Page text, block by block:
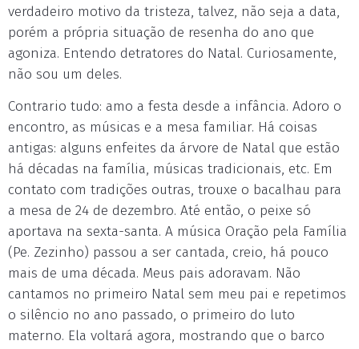
verdadeiro motivo da tristeza, talvez, não seja a data,
porém a própria situação de resenha do ano que
agoniza. Entendo detratores do Natal. Curiosamente,
não sou um deles.
Contrario tudo: amo a festa desde a infância. Adoro o
encontro, as músicas e a mesa familiar. Há coisas
antigas: alguns enfeites da árvore de Natal que estão
há décadas na família, músicas tradicionais, etc. Em
contato com tradições outras, trouxe o bacalhau para
a mesa de 24 de dezembro. Até então, o peixe só
aportava na sexta-santa. A música Oração pela Família
(Pe. Zezinho) passou a ser cantada, creio, há pouco
mais de uma década. Meus pais adoravam. Não
cantamos no primeiro Natal sem meu pai e repetimos
o silêncio no ano passado, o primeiro do luto
materno. Ela voltará agora, mostrando que o barco